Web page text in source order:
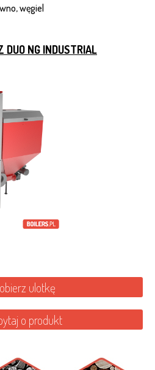
węgiel
NG INDUSTRIAL
ulotkę
o produkt